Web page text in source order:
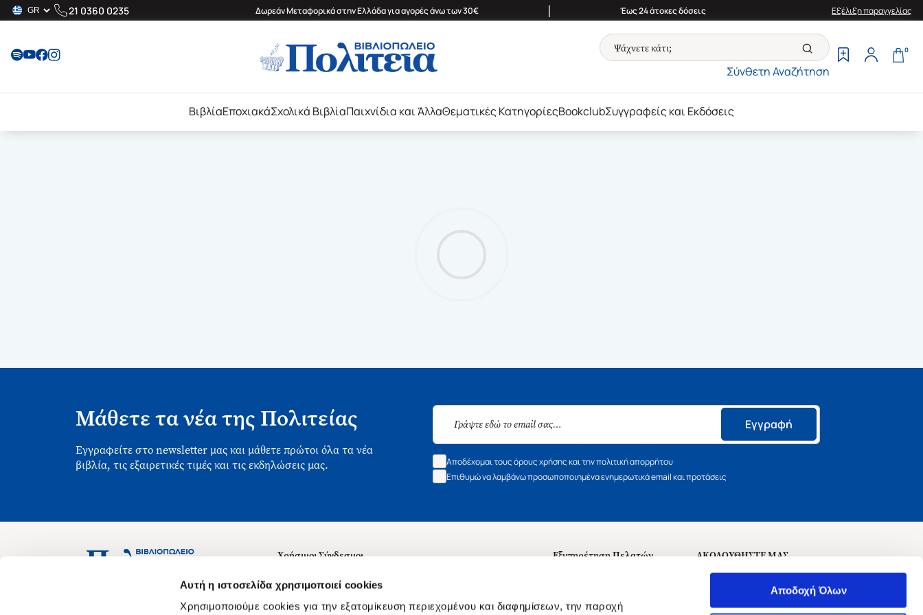
Αυτή η ιστοσελίδα χρησιμοποιεί cookies
Χρησιμοποιούμε cookies για την εξατομίκευση περιεχομένου και διαφημίσεων, την παροχή
Αποδοχή Όλων
21 0360 0235 Δωρεάν Μεταφορικά στην Ελλάδα για αγορές άνω των 30€ | Έως 24 άτοκες δόσεις Εξέλιξη παραγγελίας
Σύνθετη Αναζήτηση
0
ΒιβλίαΕποχιακάΣχολικά ΒιβλίαΠαιχνίδια και ΆλλαΘεματικές ΚατηγορίεςBookclubΣυγγραφείς και Εκδόσεις
Μάθετε τα νέα της Πολιτείας
Εγγραφείτε στο newsletter μας και μάθετε πρώτοι όλα τα νέα
βιβλία, τις εξαιρετικές τιμές και τις εκδηλώσεις μας.
Εγγραφή
Αποδέχομαι τους όρους χρήσης και την πολιτική απορρήτου
Επιθυμώ να λαμβάνω προσωποποιημένα ενημερωτικά email και προτάσεις
Ασκληπιού 1-3, Αθήνα 106 79
Χρήσιμοι Σύνδεσμοι
Σχετικά με εμάς
Θέσεις Εργασίας
Εξυπηρέτηση Πελατών
ΑΚΟΛΟΥΘΗΣΤΕ ΜΑΣ